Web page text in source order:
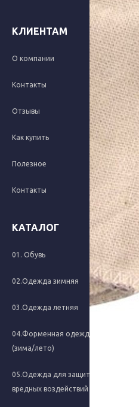
КАТАЛОГ
01. Обувь
02.Одежда зимняя
03.Одежда летняя
04.Форменная одежда
(зима/лето)
05.Одежда для защиты от
вредных воздействий
КЛИЕНТАМ
О компании
Контакты
Отзывы
Как купить
Полезное
Контакты